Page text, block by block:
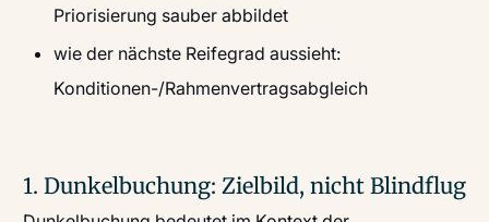
Priorisierung sauber abbildet
wie der nächste Reifegrad aussieht:
Konditionen-/Rahmenvertragsabgleich
1. Dunkelbuchung: Zielbild, nicht Blindflug